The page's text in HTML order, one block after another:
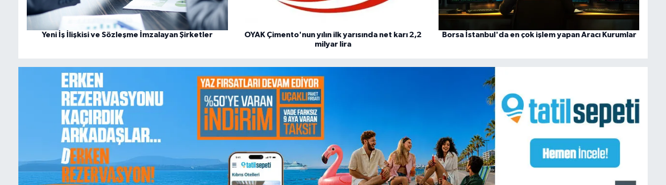
Yeni İş İlişkisi ve Sözleşme İmzalayan Şirketler
OYAK Çimento'nun yılın ilk yarısında net karı 2,2
milyar lira
Borsa İstanbul'da en çok işlem yapan Aracı Kurumlar